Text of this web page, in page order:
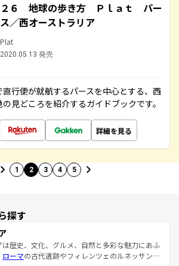
２６ 地球の歩き方 Ｐｌａｔ パー
ス／西オーストラリア
Plat
2020.05.13 発売
直行便が就航するパースを中心とする、西
見どころを紹介するガイドブックです。
詳細を見る
1 2 3 4 5
探す
は歴史、文化、グルメ、自然と多彩な魅力にあふ
ローマの古代遺跡やフィレンツェのルネッサンス